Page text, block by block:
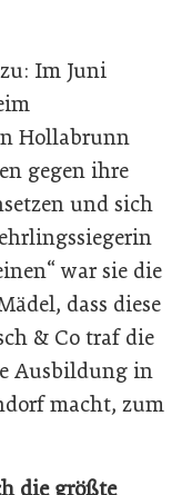
Im Juni
Hollabrunn
gegen ihre
und sich
war sie die
dass diese
& Co traf die
Ausbildung in
macht, zum
die größte